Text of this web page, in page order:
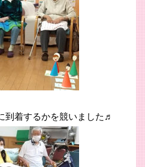
到着するかを競いました♬